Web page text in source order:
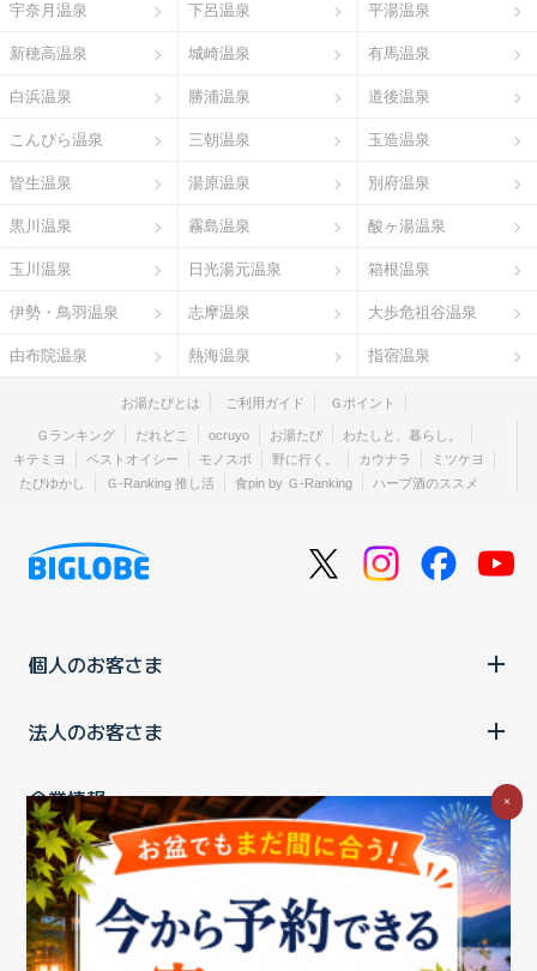
宇奈月温泉 下呂温泉 平湯温泉
新穂高温泉 城崎温泉 有馬温泉
白浜温泉 勝浦温泉 道後温泉
こんぴら温泉 三朝温泉 玉造温泉
皆生温泉 湯原温泉 別府温泉
黒川温泉 霧島温泉 酸ヶ湯温泉
玉川温泉 日光湯元温泉 箱根温泉
伊勢・鳥羽温泉 志摩温泉 大歩危祖谷温泉
由布院温泉 熱海温泉 指宿温泉
お湯たびとは ご利用ガイド Ｇポイント
Ｇランキング だれどこ ocruyo お湯たび
わたしと、暮らし。
キテミヨ
ベストオイシー モノスポ 野に行く。 カウナラ
ミツケヨ
たびゆかし
Ｇ-Ranking 推し活 食pin by Ｇ-Ranking ハーブ酒のススメ
個人のお客さま
法人のお客さま
企業情報
ご利用中の方
お問い合わせ消費税の表示 ウェブアクセシビリティの取り組み
個人情報保護ポリシープライバシーポータル Cookieポリシー
×